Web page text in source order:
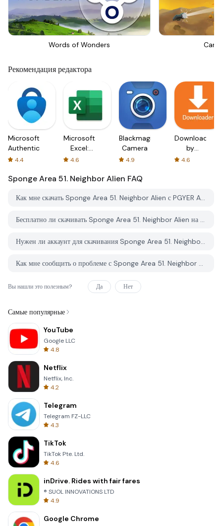
Words of Wonders
Рекомендация редактора
Microsoft
Authenticator
4.4
Microsoft
Excel:
Spreadsheets
4.6
Blackmagic
Camera
4.9
Downloader
by
AFTVnews
4.6
Sponge Area 51. Neighbor Alien FAQ
Как мне скачать Sponge Area 51. Neighbor Alien с PGYER APK HUB?
Бесплатно ли скачивать Sponge Area 51. Neighbor Alien на PGYER APK HUB?
Нужен ли аккаунт для скачивания Sponge Area 51. Neighbor Alien с PGYER APK HUB?
Как мне сообщить о проблеме с Sponge Area 51. Neighbor Alien на PGYER APK HUB?
Вы нашли это полезным? Да Нет
Самые популярные
YouTube
Google LLC
4.8
Netflix
Netflix, Inc.
4.2
Telegram
Telegram FZ-LLC
4.3
TikTok
TikTok Pte. Ltd.
4.6
inDrive. Rides with fair fares
® SUOL INNOVATIONS LTD
4.9
Google Chrome